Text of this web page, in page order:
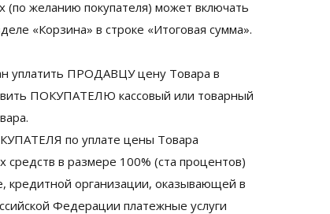
(по желанию покупателя) может включать
«Корзина» в строке «Итоговая сумма».
уплатить ПРОДАВЦУ цену Товара в
ПОКУПАТЕЛЮ кассовый или товарный
по уплате цены Товара
в размере 100% (ста процентов)
кредитной организации, оказывающей в
Федерации платежные услуги